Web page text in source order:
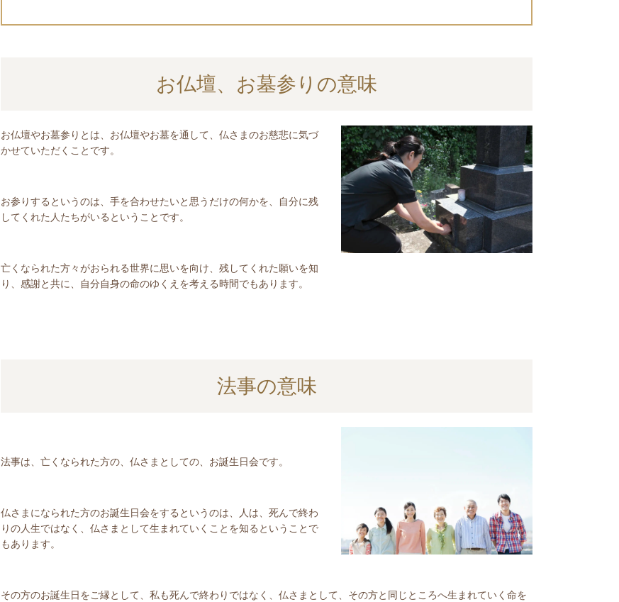
お仏壇、お墓参りの意味
お仏壇やお墓参りとは、お仏壇やお墓を通して、仏さまのお慈悲に気づ
かせていただくことです。
お参りするというのは、手を合わせたいと思うだけの何かを、自分に残
してくれた人たちがいるということです。
亡くなられた方々がおられる世界に思いを向け、残してくれた願いを知
り、感謝と共に、自分自身の命のゆくえを考える時間でもあります。
法事の意味
法事は、亡くなられた方の、仏さまとしての、お誕生日会です。
仏さまになられた方のお誕生日会をするというのは、人は、死んで終わ
りの人生ではなく、仏さまとして生まれていくことを知るということで
もあります。
その方のお誕生日をご縁として、私も死んで終わりではなく、仏さまとして、その方と同じところへ生まれていく命を